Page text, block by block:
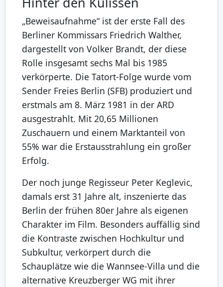
„Beweisaufnahme“ ist der erste Fall des
Berliner Kommissars Friedrich Walther,
dargestellt von Volker Brandt, der diese
Rolle insgesamt sechs Mal bis 1985
verkörperte. Die Tatort-Folge wurde vom
Sender Freies Berlin (SFB) produziert und
erstmals am 8. März 1981 in der ARD
ausgestrahlt. Mit 20,65 Millionen
Zuschauern und einem Marktanteil von
55% war die Erstausstrahlung ein großer
Erfolg.
Der noch junge Regisseur Peter Keglevic,
damals erst 31 Jahre alt, inszenierte das
Berlin der frühen 80er Jahre als eigenen
Charakter im Film. Besonders auffällig sind
die Kontraste zwischen Hochkultur und
Subkultur, verkörpert durch die
Schauplätze wie die Wannsee-Villa und die
alternative Kreuzberger WG mit ihrer